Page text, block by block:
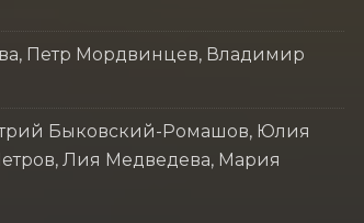
Петр Мордвинцев, Владимир
Быковский-Ромашов, Юлия
Лия Медведева, Мария